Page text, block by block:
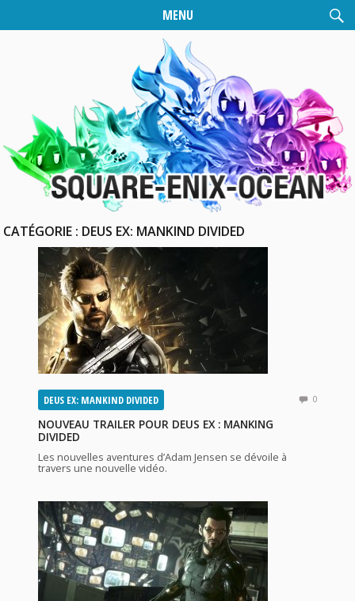
MENU
CATÉGORIE : DEUS EX: MANKIND DIVIDED
DEUS EX: MANKIND DIVIDED 0
NOUVEAU TRAILER POUR DEUS EX : MANKING
DIVIDED
Les nouvelles aventures d’Adam Jensen se dévoile à
travers une nouvelle vidéo.